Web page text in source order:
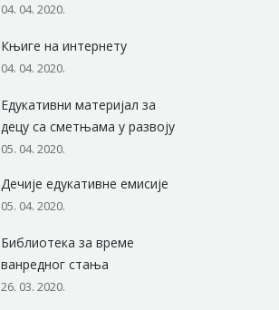
04. 04. 2020.
Књиге на интернету
04. 04. 2020.
Едукативни материјал за
децу са сметњама у развоју
05. 04. 2020.
Дечије едукативне емисије
05. 04. 2020.
Библиотека за време
ванредног стања
26. 03. 2020.